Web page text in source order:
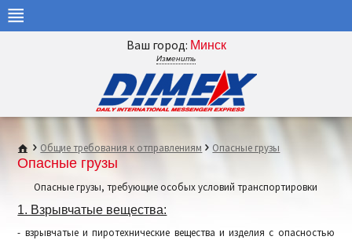
Ваш город: Минск
Изменить
Общие требования к отправлениям Опасные грузы
Опасные грузы
Опасные грузы, требующие особых условий транспортировки
1. Взрывчатые вещества:
- взрывчатые и пиротехнические вещества и изделия с опасностью